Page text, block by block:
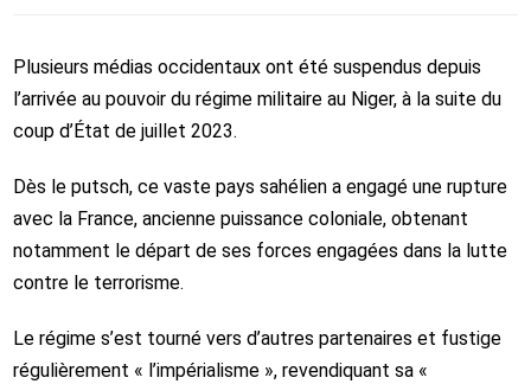
Plusieurs médias occidentaux ont été suspendus depuis
l’arrivée au pouvoir du régime militaire au Niger, à la suite du
coup d’État de juillet 2023.
Dès le putsch, ce vaste pays sahélien a engagé une rupture
avec la France, ancienne puissance coloniale, obtenant
notamment le départ de ses forces engagées dans la lutte
contre le terrorisme.
Le régime s’est tourné vers d’autres partenaires et fustige
régulièrement « l’impérialisme », revendiquant sa «